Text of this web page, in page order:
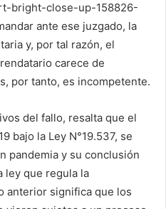
bright-close-up-158826-
ante ese juzgado, la
y, por tal razón, el
carece de
por tanto, es incompetente.
del fallo, resalta que el
bajo la Ley N°19.537, se
pandemia y su conclusión
ley que regula la
anterior significa que los